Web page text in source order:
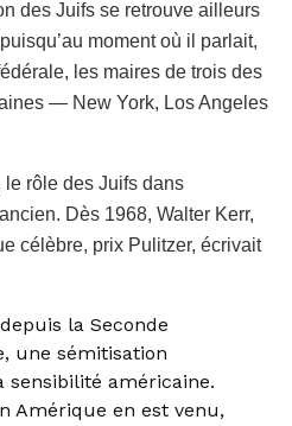
des Juifs se retrouve ailleurs
moment où il parlait,
les maires de trois des
— New York, Los Angeles
rôle des Juifs dans
Dès 1968, Walter Kerr,
célèbre, prix Pulitzer, écrivait
la Seconde
une sémitisation
sensibilité américaine.
Amérique en est venu,